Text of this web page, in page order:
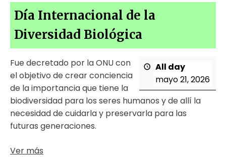
Día Internacional de la
Diversidad Biológica
All day
mayo 21, 2026
Fue decretado por la ONU con
el objetivo de crear conciencia
de la importancia que tiene la
biodiversidad para los seres humanos y de allí la
necesidad de cuidarla y preservarla para las
futuras generaciones.
Ver más